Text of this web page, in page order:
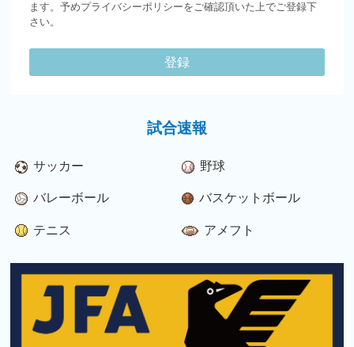
ます。予めプライバシーポリシーをご確認頂いた上でご登録下
さい。
登録
試合速報
サッカー 野球
バレーボール バスケットボール
テニス アメフト